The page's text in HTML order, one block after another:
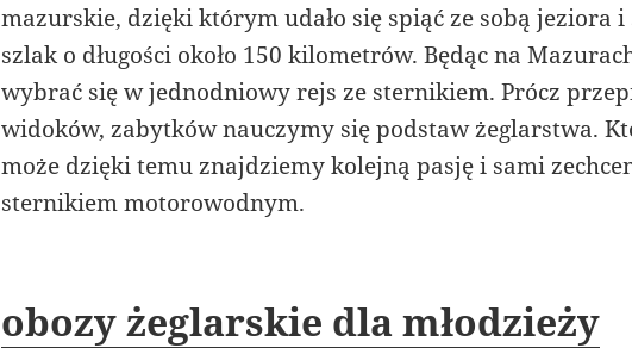
mazurskie, dzięki którym udało się spiąć ze sobą jeziora
szlak o długości około 150 kilometrów. Będąc na
wybrać się w jednodniowy rejs ze sternikiem. Prócz
widoków, zabytków nauczymy się podstaw żeglarstwa.
może dzięki temu znajdziemy kolejną pasję i sami
sternikiem motorowodnym.
obozy żeglarskie dla młodzieży